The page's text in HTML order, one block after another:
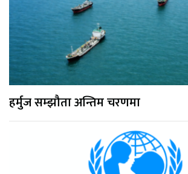
हर्मुज सम्झौता अन्तिम चरणमा